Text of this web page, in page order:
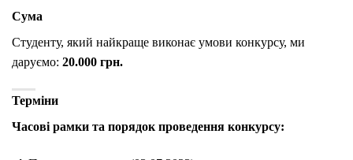
Сума
Студенту, який найкраще виконає умови конкурсу, ми
даруємо: 20.000 грн.
Терміни
Часові рамки та порядок проведення конкурсу: